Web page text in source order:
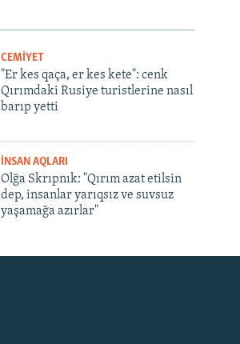
CEMİYET
"Er kes qaça, er kes kete": cenk
Qırımdaki Rusiye turistlerine nasıl
barıp yetti
İNSAN AQLARI
Olğa Skrıpnık: "Qırım azat etilsin
dep, insanlar yarıqsız ve suvsuz
yaşamağa azırlar"